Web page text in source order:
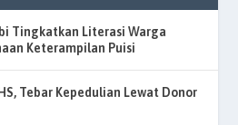
Tingkatkan Literasi Warga
Keterampilan Puisi
Tebar Kepedulian Lewat Donor